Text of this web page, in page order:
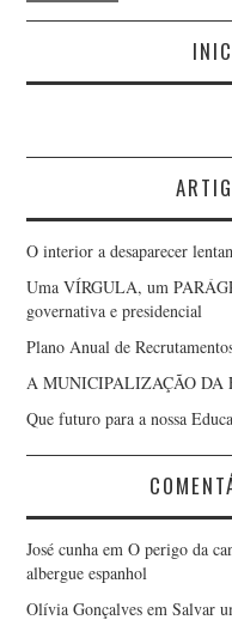
O interior a desaparecer
Uma VÍRGULA, um
governativa e presidencial
Plano Anual de
A MUNICIPALIZAÇÃO DA
Que futuro para a nossa
José cunha emO perigo da
albergue espanhol
Olívia Gonçalves emSalvar